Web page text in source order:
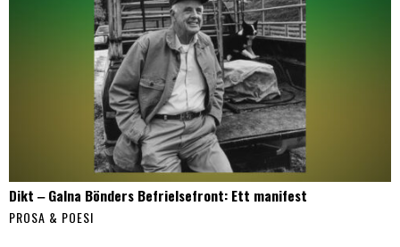
Dikt ‒ Galna Bönders Befrielsefront: Ett manifest
PROSA & POESI